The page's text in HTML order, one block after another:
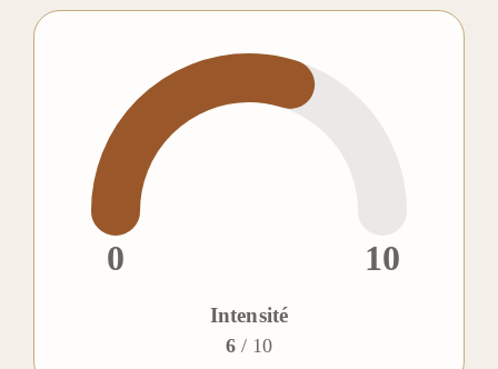
0 10
Intensité
6 / 10